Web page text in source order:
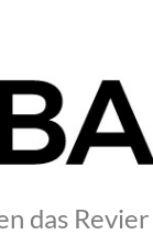
das Revier